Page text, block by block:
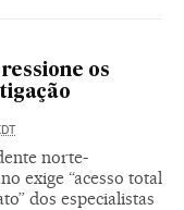
os
norte-
exige “acesso total
dos especialistas